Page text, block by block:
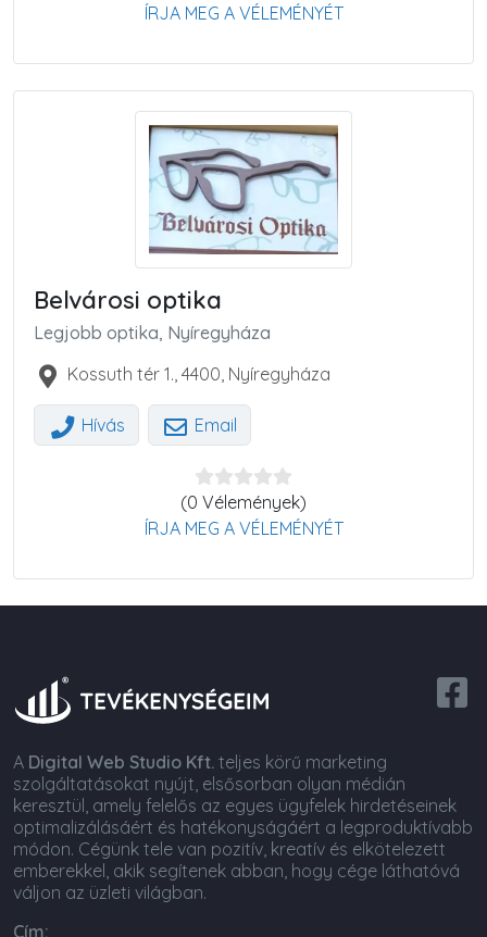
ÍRJA MEG A VÉLEMÉNYÉT
Belvárosi optika
Legjobb optika, Nyíregyháza
Kossuth tér 1., 4400, Nyíregyháza
Hívás Email
(0 Vélemények)
ÍRJA MEG A VÉLEMÉNYÉT
A Digital Web Studio Kft. teljes körű marketing
szolgáltatásokat nyújt, elsősorban olyan médián
keresztül, amely felelős az egyes ügyfelek hirdetéseinek
optimalizálásáért és hatékonyságáért a legproduktívabb
módon. Cégünk tele van pozitív, kreatív és elkötelezett
emberekkel, akik segítenek abban, hogy cége láthatóvá
váljon az üzleti világban.
Cím: